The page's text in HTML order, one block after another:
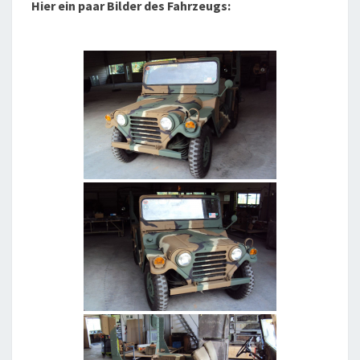
Hier ein paar Bilder des Fahrzeugs: